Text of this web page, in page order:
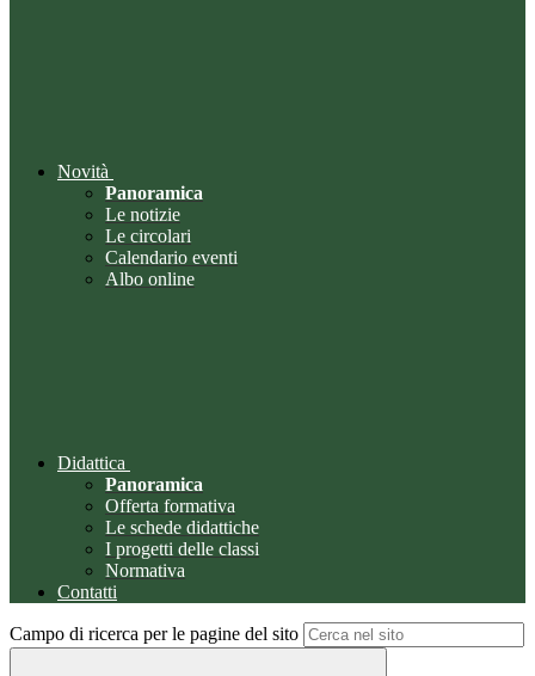
Novità
Panoramica
Le notizie
Le circolari
Calendario eventi
Albo online
Didattica
Panoramica
Offerta formativa
Le schede didattiche
I progetti delle classi
Normativa
Contatti
Campo di ricerca per le pagine del sito